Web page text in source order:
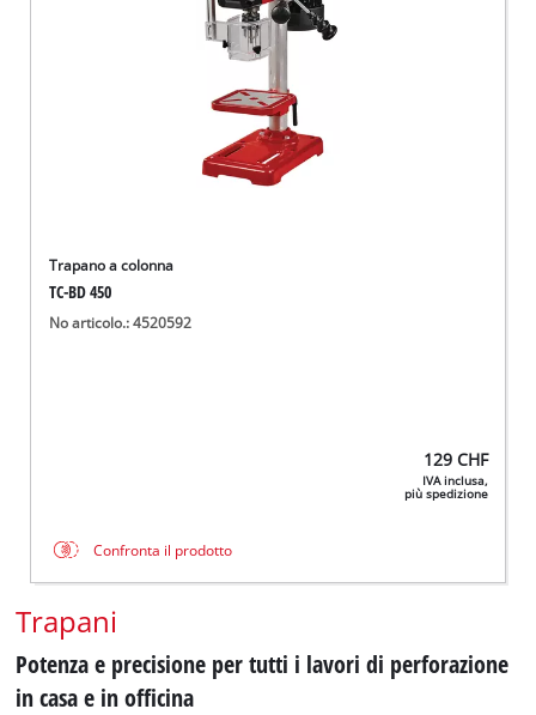
Trapano a colonna
TC-BD 450
No articolo.: 4520592
129 CHF
IVA inclusa,
più spedizione
Confronta il prodotto
Trapani
Potenza e precisione per tutti i lavori di perforazione
in casa e in officina